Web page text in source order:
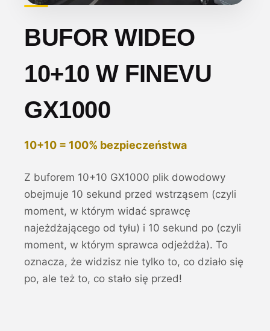
BUFOR WIDEO
10+10 W FINEVU
GX1000
10+10 = 100% bezpieczeństwa
Z buforem 10+10 GX1000 plik dowodowy
obejmuje 10 sekund przed wstrząsem (czyli
moment, w którym widać sprawcę
najeżdżającego od tyłu) i 10 sekund po (czyli
moment, w którym sprawca odjeżdża). To
oznacza, że widzisz nie tylko to, co działo się
po, ale też to, co stało się przed!